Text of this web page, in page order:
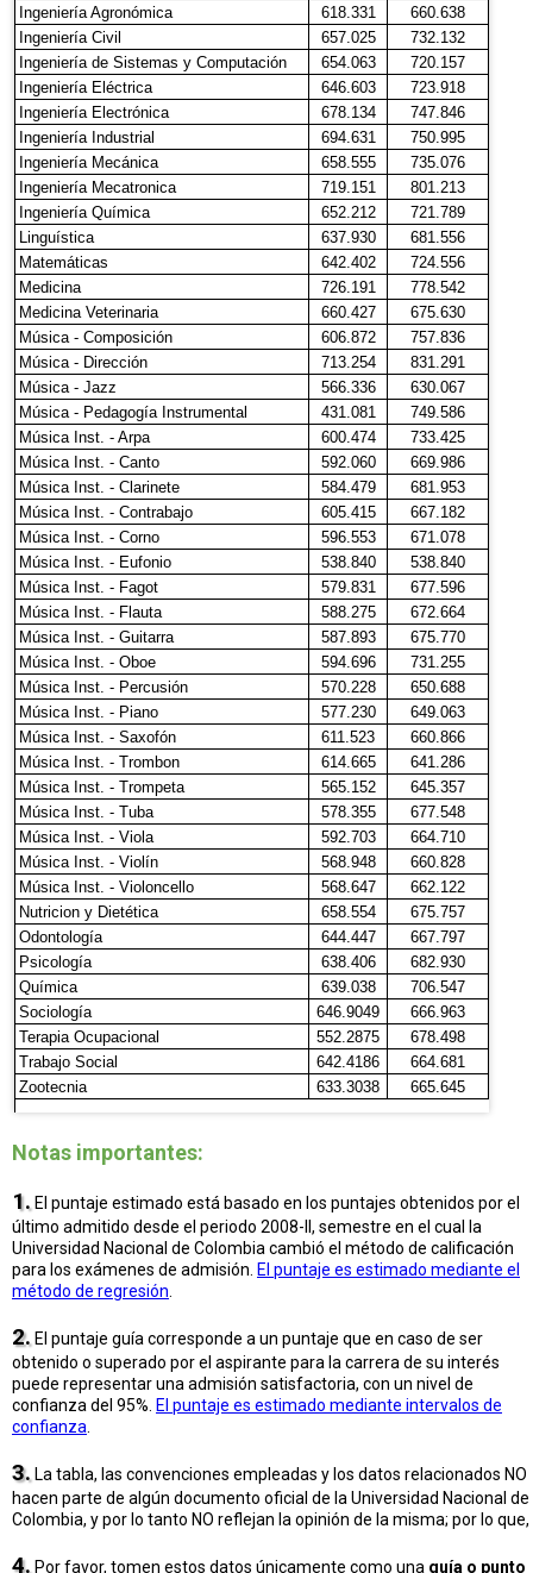
Notas importantes:
1. El puntaje estimado está basado en los puntajes obtenidos por el
último admitido desde el periodo 2008-II, semestre en el cual la
Universidad Nacional de Colombia cambió el método de calificación
para los exámenes de admisión. El puntaje es estimado mediante el
método de regresión
2. El puntaje guía corresponde a un puntaje que en caso de ser
obtenido o superado por el aspirante para la carrera de su interés
puede representar una admisión satisfactoria, con un nivel de
confianza del 95%. El puntaje es estimado mediante intervalos de
confianza
3. La tabla, las convenciones empleadas y los datos relacionados NO
hacen parte de algún documento oficial de la Universidad Nacional de
Colombia, y por lo tanto NO reflejan la opinión de la misma; por lo que,
4. Por favor, tomen estos datos únicamente como una guía o punto